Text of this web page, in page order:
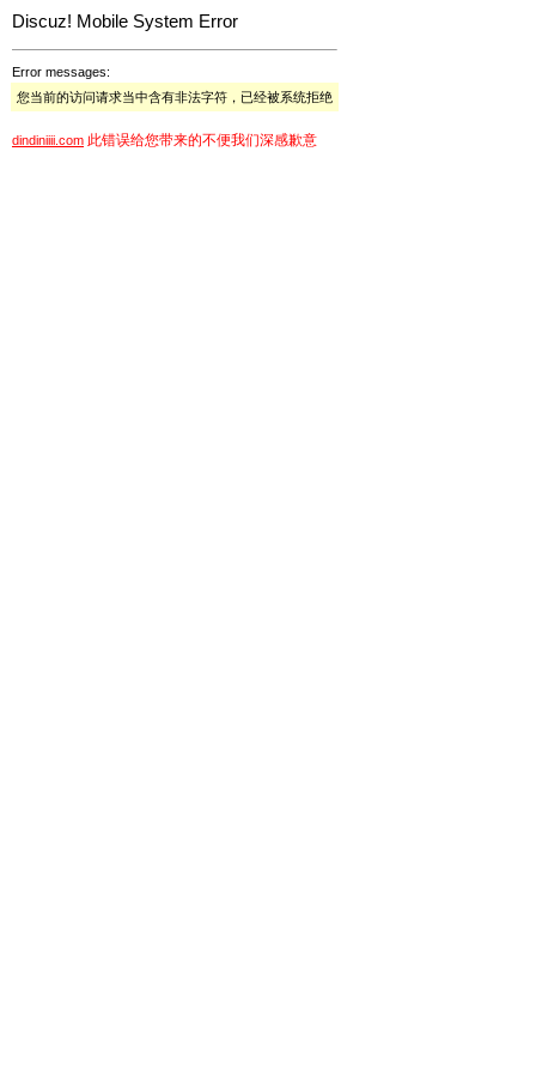
Discuz! Mobile System Error
Error messages:
您当前的访问请求当中含有非法字符，已经被系统拒绝
dindiniiii.com 此错误给您带来的不便我们深感歉意